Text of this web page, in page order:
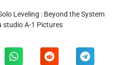
Leveling : Beyond the System
studio A-1 Pictures